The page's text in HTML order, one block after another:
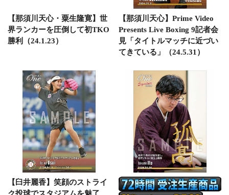
【那須川天心・粟生隆寛】世
界ランカーを圧倒して初TKO
勝利（24.1.23）
【那須川天心】Prime Video
Presents Live Boxing 9記者会
見「タイトルマッチに近づい
てきている」（24.5.31）
【臼井麗香】笑顔のストライ
ク投球でスタジアムを魅了